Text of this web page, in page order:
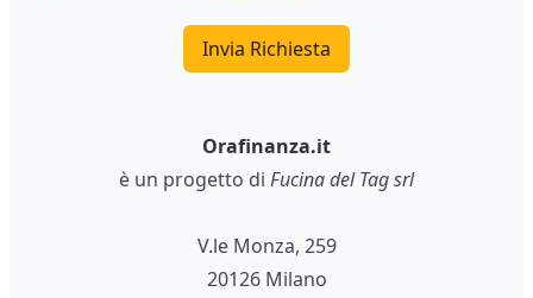
Invia Richiesta
Orafinanza.it
è un progetto di Fucina del Tag srl
V.le Monza, 259
20126 Milano